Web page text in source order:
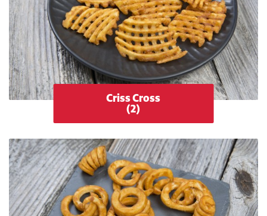
Criss Cross
(2)